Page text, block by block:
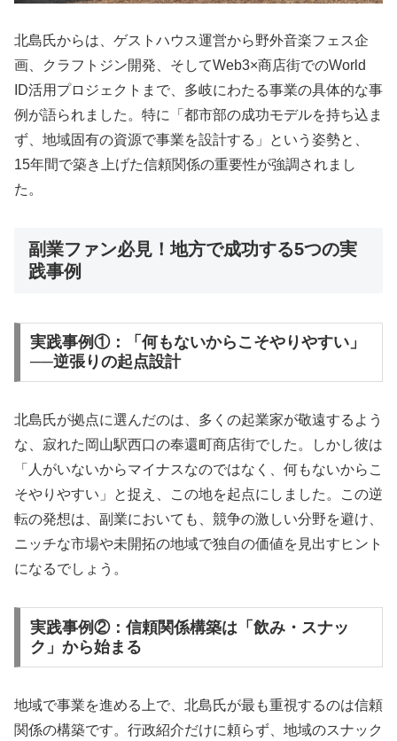
北島氏からは、ゲストハウス運営から野外音楽フェス企
画、クラフトジン開発、そしてWeb3×商店街でのWorld
ID活用プロジェクトまで、多岐にわたる事業の具体的な事
例が語られました。特に「都市部の成功モデルを持ち込ま
ず、地域固有の資源で事業を設計する」という姿勢と、
15年間で築き上げた信頼関係の重要性が強調されまし
た。
副業ファン必見！地方で成功する5つの実
践事例
実践事例①：「何もないからこそやりやすい」
──逆張りの起点設計
北島氏が拠点に選んだのは、多くの起業家が敬遠するよう
な、寂れた岡山駅西口の奉還町商店街でした。しかし彼は
「人がいないからマイナスなのではなく、何もないからこ
そやりやすい」と捉え、この地を起点にしました。この逆
転の発想は、副業においても、競争の激しい分野を避け、
ニッチな市場や未開拓の地域で独自の価値を見出すヒント
になるでしょう。
実践事例②：信頼関係構築は「飲み・スナッ
ク」から始まる
地域で事業を進める上で、北島氏が最も重視するのは信頼
関係の構築です。行政紹介だけに頼らず、地域のスナック